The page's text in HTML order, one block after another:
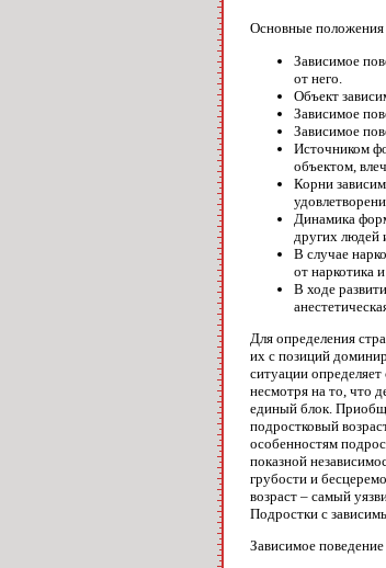
Основные положения
Зависимое
от него.
Объект
Зависимое
Зависимое
Источником
объектом,
Корни
Динамика
других людей
В случае
от наркотика
В ходе
Для определения
их с позиций
ситуации
несмотря на то, что
единый блок.
подростковый
особенностям
показной
грубости и
возраст – самый
Подростки с
Зависимое